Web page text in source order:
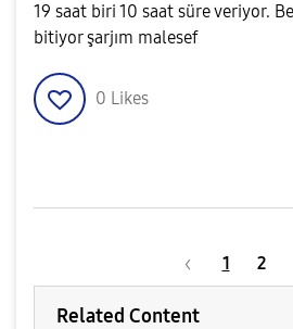
19 saat biri 10 saat süre veriyor.
bitiyor şarjım malesef
0 Likes
1 2
Related Content